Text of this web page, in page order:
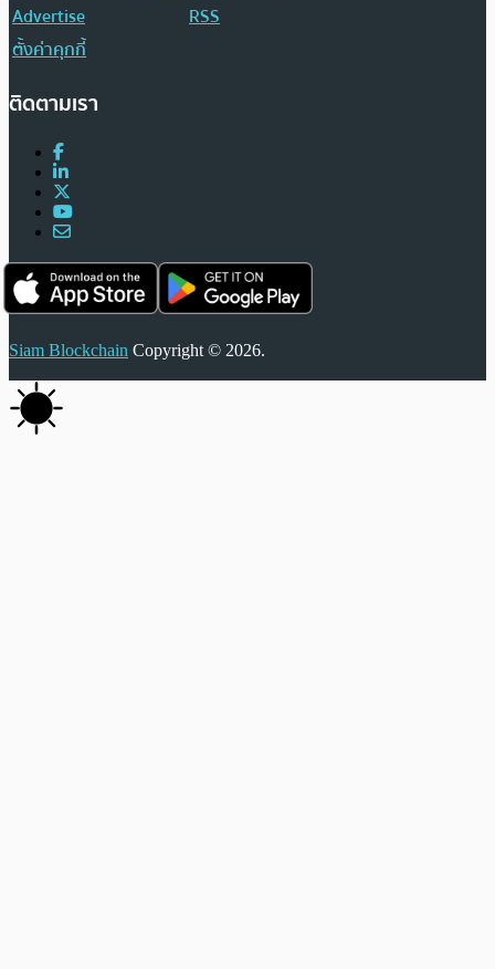
Advertise
RSS
ตั้งค่าคุกกี้
ติดตามเรา
Siam Blockchain Copyright © 2026.